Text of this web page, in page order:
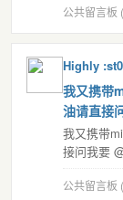
公共留言板
Highly
我又携带
油请直接
我又携带
接问我要
公共留言板